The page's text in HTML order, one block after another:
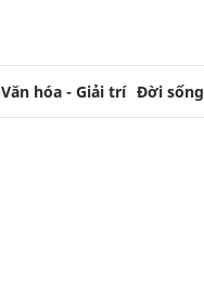
Văn hóa - Giải trí Đời sống